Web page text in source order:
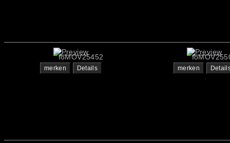
foMOV25452
merken Details merken